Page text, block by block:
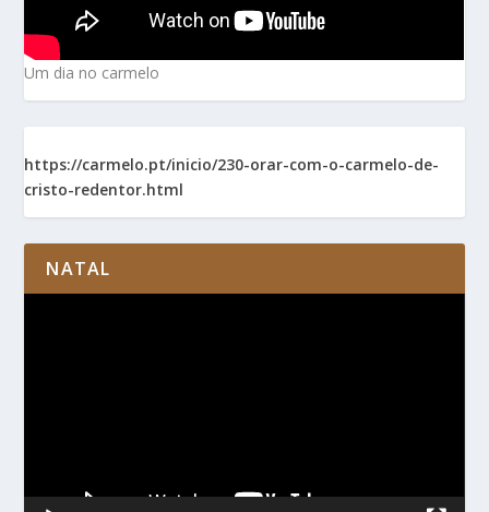
Um dia no carmelo
https://carmelo.pt/inicio/230-orar-com-o-carmelo-de-
cristo-redentor.html
NATAL